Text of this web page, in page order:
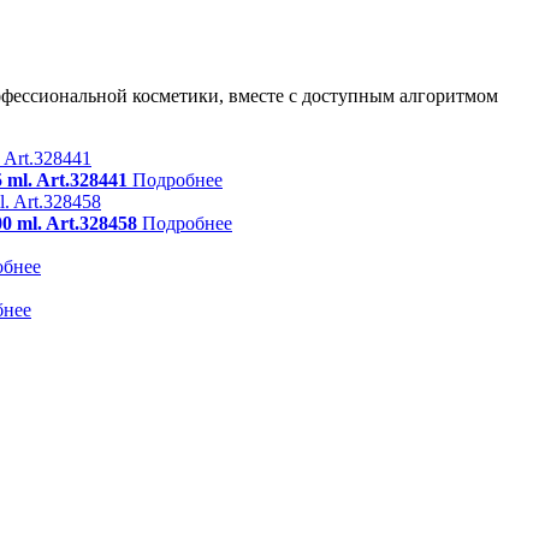
косметики, вместе с доступным алгоритмом
Art.328441 Подробнее
ml. Art.328458 Подробнее